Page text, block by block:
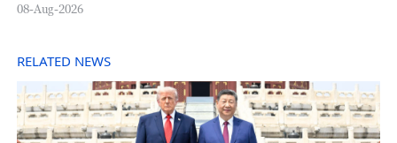
08-Aug-2026
RELATED NEWS